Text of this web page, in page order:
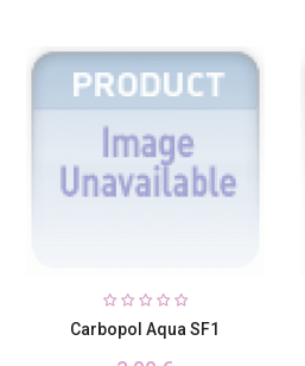
Carbopol Aqua SF1